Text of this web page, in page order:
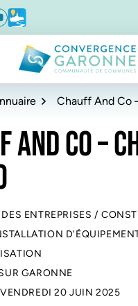
un nouvel onglet)
dans un nouvel onglet)
dans un nouvel onglet)
dans un nouvel onglet)
Météo
(ouverture dans un nouvel
Chauff And Co
AND CO –
ENTREPRISES /
GARONNE
VENDREDI 20 JUIN 2025